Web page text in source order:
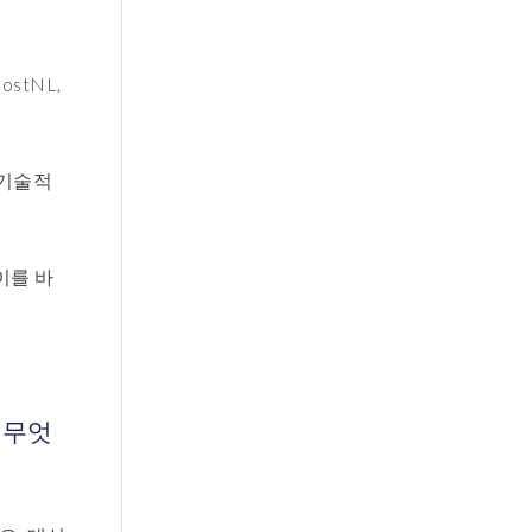
술적
를 바
엇